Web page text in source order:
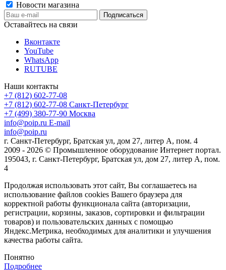
Новости магазина
Оставайтесь на связи
Вконтакте
YouTube
WhatsApp
RUTUBE
Наши контакты
+7 (812) 602-77-08
+7 (812) 602-77-08 Санкт-Петербург
+7 (499) 380-77-90 Москва
info@poip.ru E-mail
info@poip.ru
г. Санкт-Петербург, Братская ул, дом 27, литер А, пом. 4
2009 - 2026 © Промышленное оборудование Интернет портал.
195043, г. Санкт-Петербург, Братская ул, дом 27, литер А, пом.
4
Продолжая использовать этот сайт, Вы соглашаетесь на
использование файлов cookies Вашего браузера для
корректной работы функционала сайта (авторизации,
регистрации, корзины, заказов, сортировки и фильтрации
товаров) и пользовательских данных с помощью
Яндекс.Метрика, необходимых для аналитики и улучшения
качества работы сайта.
Понятно
Подробнее